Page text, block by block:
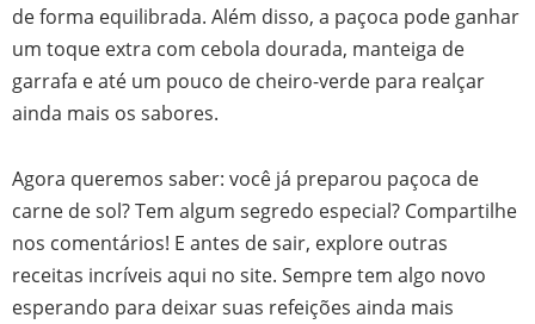
de forma equilibrada. Além disso, a paçoca pode ganhar
um toque extra com cebola dourada, manteiga de
garrafa e até um pouco de cheiro-verde para realçar
ainda mais os sabores.
Agora queremos saber: você já preparou paçoca de
carne de sol? Tem algum segredo especial? Compartilhe
nos comentários! E antes de sair, explore outras
receitas incríveis aqui no site. Sempre tem algo novo
esperando para deixar suas refeições ainda mais